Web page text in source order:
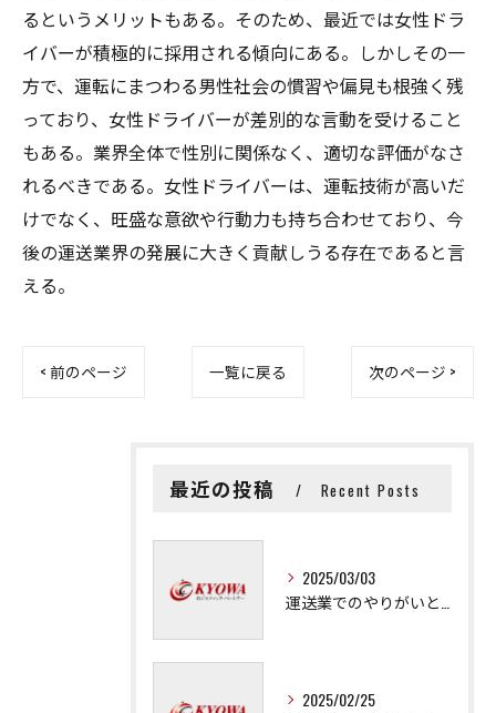
るというメリットもある。そのため、最近では女性ドラ
イバーが積極的に採用される傾向にある。しかしその一
方で、運転にまつわる男性社会の慣習や偏見も根強く残
っており、女性ドライバーが差別的な言動を受けること
もある。業界全体で性別に関係なく、適切な評価がなさ
れるべきである。女性ドライバーは、運転技術が高いだ
けでなく、旺盛な意欲や行動力も持ち合わせており、今
後の運送業界の発展に大きく貢献しうる存在であると言
える。
< 前のページ 一覧に戻る 次のページ >
最近の投稿 Recent Posts
2025/03/03
2025/02/25